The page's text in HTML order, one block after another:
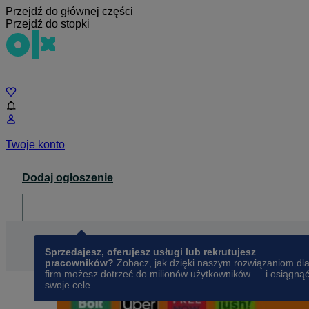
Przejdź do głównej części
Przejdź do stopki
Twoje konto
Dodaj ogłoszenie
Sprzedajesz, oferujesz usługi lub rekrutujesz
pracowników? Zobacz, jak dzięki naszym rozwiązaniom dla
firm możesz dotrzeć do milionów użytkowników — i osiągnąć
swoje cele.